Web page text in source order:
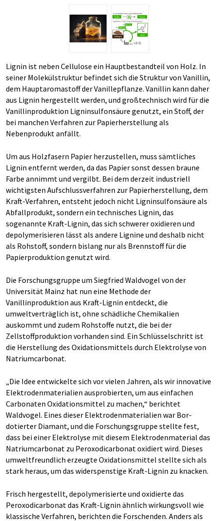
Lignin ist neben Cellulose ein Hauptbestandteil von Holz. In
seiner Molekülstruktur befindet sich die Struktur von Vanillin,
dem Hauptaromastoff der Vanillepflanze. Vanillin kann daher
aus Lignin hergestellt werden, und großtechnisch wird für die
Vanillinproduktion Ligninsulfonsäure genutzt, ein Stoff, der
bei manchen Verfahren zur Papierherstellung als
Nebenprodukt anfällt.
Um aus Holzfasern Papier herzustellen, muss sämtliches
Lignin entfernt werden, da das Papier sonst dessen braune
Farbe annimmt und vergilbt. Bei dem derzeit industriell
wichtigsten Aufschlussverfahren zur Papierherstellung, dem
Kraft-Verfahren, entsteht jedoch nicht Ligninsulfonsäure als
Abfallprodukt, sondern ein technisches Lignin, das
sogenannte Kraft-Lignin, das sich schwerer oxidieren und
depolymerisieren lässt als andere Lignine und deshalb nicht
als Rohstoff, sondern bislang nur als Brennstoff für die
Papierproduktion genutzt wird.
Die Forschungsgruppe um Siegfried Waldvogel von der
Universität Mainz hat nun eine Methode der
Vanillinproduktion aus Kraft-Lignin entdeckt, die
umweltverträglich ist, ohne schädliche Chemikalien
auskommt und zudem Rohstoffe nutzt, die bei der
Zellstoffproduktion vorhanden sind. Ein Schlüsselschritt ist
die Herstellung des Oxidationsmittels durch Elektrolyse von
Natriumcarbonat.
„Die Idee entwickelte sich vor vielen Jahren, als wir innovative
Elektrodenmaterialien ausprobierten, um aus einfachen
Carbonaten Oxidationsmittel zu machen,“ berichtet
Waldvogel. Eines dieser Elektrodenmaterialien war Bor-
dotierter Diamant, und die Forschungsgruppe stellte fest,
dass bei einer Elektrolyse mit diesem Elektrodenmaterial das
Natriumcarbonat zu Peroxodicarbonat oxidiert wird. Dieses
umweltfreundlich erzeugte Oxidationsmittel stellte sich als
stark heraus, um das widerspenstige Kraft-Lignin zu knacken.
Frisch hergestellt, depolymerisierte und oxidierte das
Peroxodicarbonat das Kraft-Lignin ähnlich wirkungsvoll wie
klassische Verfahren, berichten die Forschenden. Anders als